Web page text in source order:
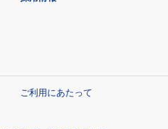
ご利用にあたって